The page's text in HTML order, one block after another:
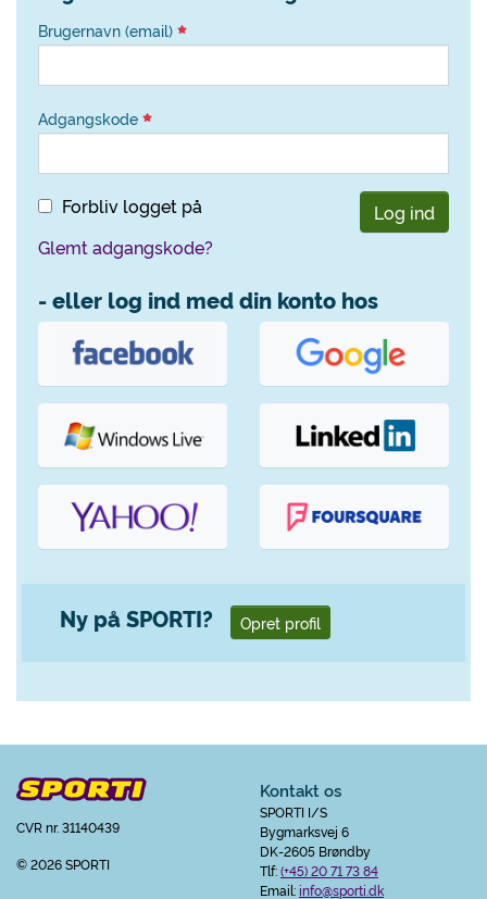
Brugernavn (email)
Adgangskode
Forbliv logget på
Log ind
Glemt adgangskode?
- eller log ind med din konto hos
Ny på SPORTI? Opret profil
CVR nr. 31140439
© 2026 SPORTI
Kontakt os
SPORTI I/S
Bygmarksvej 6
DK-2605 Brøndby
Tlf:(+45) 20 71 73 84
Email:info@sporti.dk